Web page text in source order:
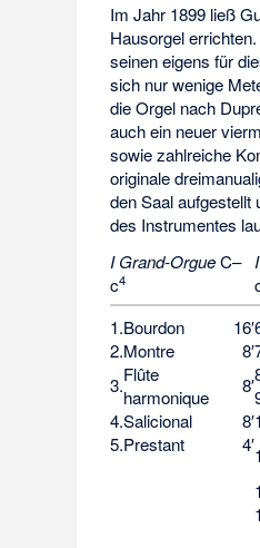
Im Jahr 1899 ließ
Hausorgel
seinen eigens für
sich nur wenige
die Orgel nach
auch ein neuer
sowie zahlreiche
originale
den Saal aufgestellt
des Instrumentes
I Grand-OrgueC–
c4
1.Bourdon
16′
2.Montre
8′
3.Flûte
harmonique
8′
4.Salicional
8′
5.Prestant 4′